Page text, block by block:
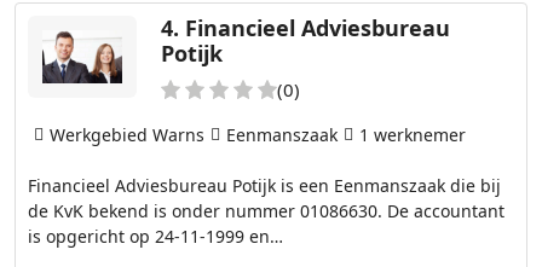
4. Financieel Adviesbureau
Potijk
(0)
Financieel Adviesbureau Potijk is een Eenmanszaak die bij
de KvK bekend is onder nummer 01086630. De accountant
is opgericht op 24-11-1999 en…
Werkgebied Warns Eenmanszaak 1 werknemer